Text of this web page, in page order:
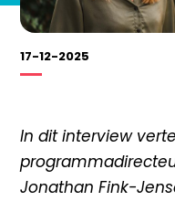
17-12-2025
In dit interview
Jonathan Fink-